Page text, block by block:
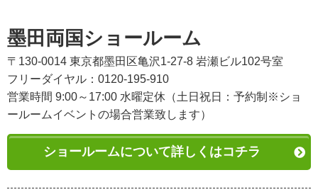
墨田両国ショールーム
〒130-0014 東京都墨田区亀沢1-27-8 岩瀬ビル102号室
フリーダイヤル：0120-195-910
営業時間 9:00～17:00 水曜定休（土日祝日：予約制※ショ
ールームイベントの場合営業致します）
ショールームについて詳しくはコチラ